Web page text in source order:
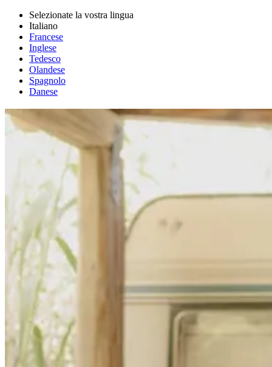
Selezionate la vostra lingua
Italiano
Francese
Inglese
Tedesco
Olandese
Spagnolo
Danese